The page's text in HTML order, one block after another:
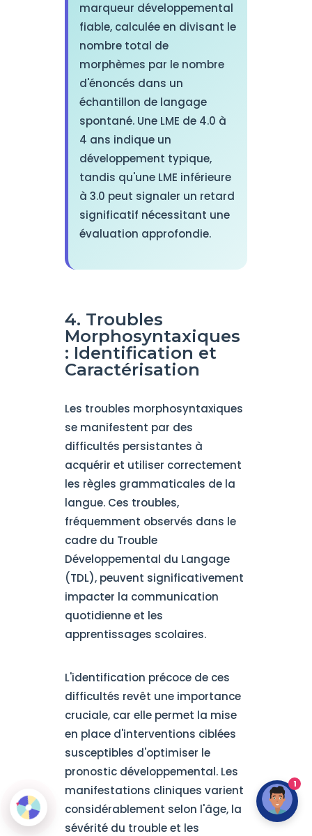
marqueur développemental
fiable, calculée en divisant le
nombre total de
morphèmes par le nombre
d'énoncés dans un
échantillon de langage
spontané. Une LME de 4.0 à
4 ans indique un
développement typique,
tandis qu'une LME inférieure
à 3.0 peut signaler un retard
significatif nécessitant une
évaluation approfondie.
4. Troubles
Morphosyntaxiques
: Identification et
Caractérisation
Les troubles morphosyntaxiques
se manifestent par des
difficultés persistantes à
acquérir et utiliser correctement
les règles grammaticales de la
langue. Ces troubles,
fréquemment observés dans le
cadre du Trouble
Développemental du Langage
(TDL), peuvent significativement
impacter la communication
quotidienne et les
apprentissages scolaires.
L'identification précoce de ces
difficultés revêt une importance
cruciale, car elle permet la mise
en place d'interventions ciblées
susceptibles d'optimiser le
pronostic développemental. Les
manifestations cliniques varient
considérablement selon l'âge, la
sévérité du trouble et les
1